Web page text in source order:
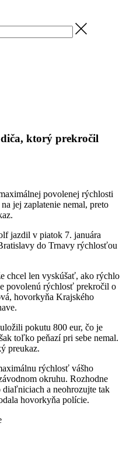
ktorý prekročil
povolenej rýchlosti
jej zaplatenie nemal, preto
jazdil v piatok 7. januára
do Trnavy rýchlosťou
chcel len vyskúšať, ako rýchlo
povolenú rýchlosť prekročil o
hovorkyňa Krajského
pokutu 800 eur, čo je
toľko peňazí pri sebe nemal.
preukaz.
rýchlosť vášho
okruhu. Rozhodne
diaľniciach a neohrozujte tak
hovorkyňa polície.